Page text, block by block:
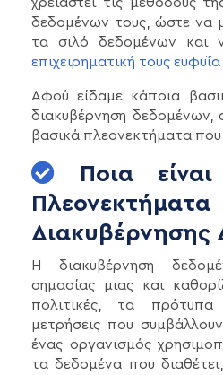
χρειαστεί τις μεθόδους
δεδομένων τους, ώστε να
τα σιλό δεδομένων και
επιχειρηματική τους ευφυΐα
Αφού είδαμε κάποια
διακυβέρνηση δεδομένων,
βασικά πλεονεκτήματα
Ποια
Διακυβέρνησης
Η διακυβέρνηση
σημασίας μιας και
πολιτικές, τα
μετρήσεις που
ένας οργανισμός
τα δεδομένα που